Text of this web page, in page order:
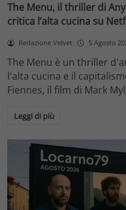
The Menu, il thriller di
critica l’alta cucina su
Redazione Velvet 5 Agosto
The Menu è un thriller
l'alta cucina e il
Fiennes, il film di Mark
Leggi di più